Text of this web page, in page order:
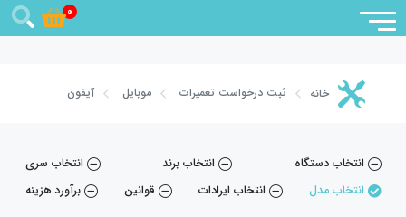
0
خانه ثبت درخواست تعمیرات موبایل آیفون
انتخاب دستگاه انتخاب برند
انتخاب سری
انتخاب مدل
انتخاب ایرادات قوانین برآورد هزینه